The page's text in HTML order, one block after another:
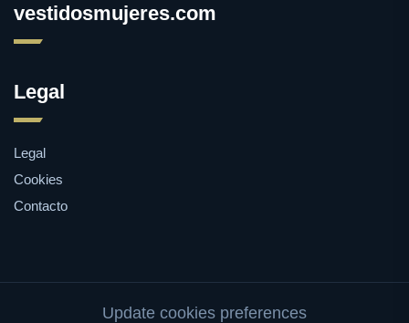
vestidosmujeres.com
Legal
Legal
Cookies
Contacto
Update cookies preferences